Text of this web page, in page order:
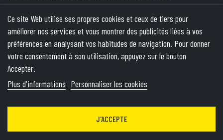
PRODUITS
NOTRE SOCIÉTÉ
VOTRE COMPTE
Ce site Web utilise ses propres cookies et ceux de tiers pour
améliorer nos services et vous montrer des publicités liées à vos
préférences en analysant vos habitudes de navigation. Pour donner
votre consentement à son utilisation, appuyez sur le bouton
Accepter.
Plus d'informations Personnaliser les cookies
J'ACCEPTE
© 2026 - Theme by Wepika- This site is protected by reCAPTCHA